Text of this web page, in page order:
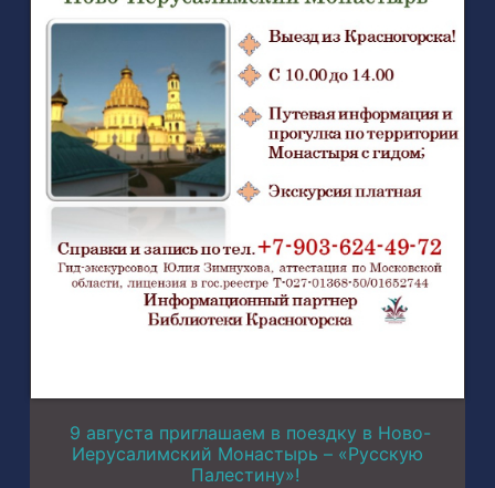
9 августа приглашаем в поездку в Ново-
Иерусалимский Монастырь – «Русскую
Палестину»!